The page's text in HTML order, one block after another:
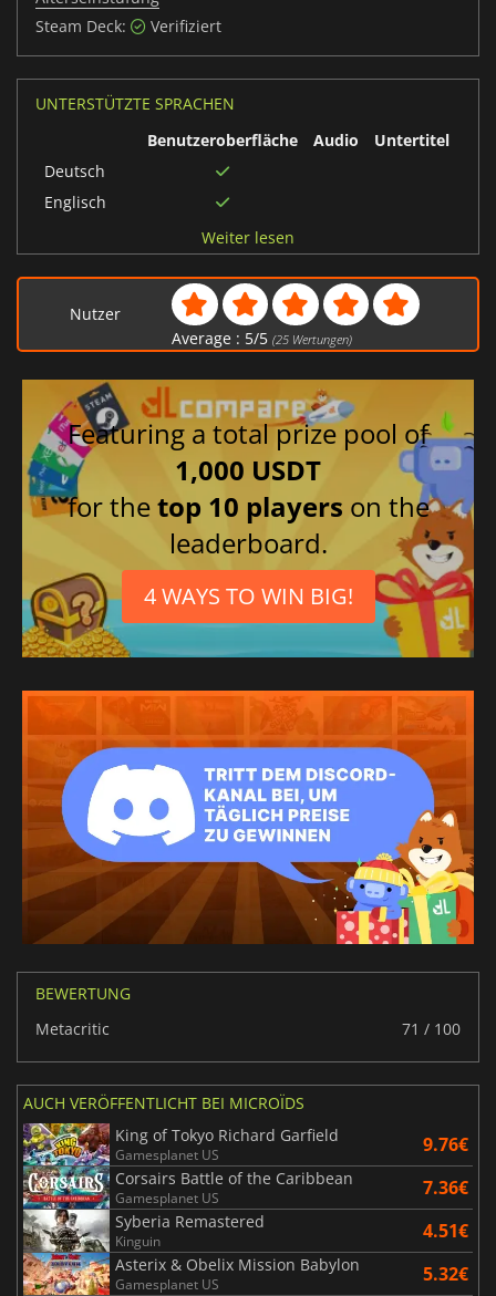
Steam Deck:
Verifiziert
UNTERSTÜTZTE SPRACHEN
Benutzeroberfläche
Audio
Untertitel
Deutsch
Englisch
Polnisch
Weiter lesen
Nutzer
Average : 5/5 (25Wertungen)
Featuring a total prize pool of
1,000 USDT
for thetop 10 players on the
leaderboard.
4 WAYS TO WIN BIG!
BEWERTUNG
Metacritic
71 / 100
AUCH VERÖFFENTLICHT BEI MICROÏDS
King of Tokyo Richard Garfield
Gamesplanet US 9.76€
Corsairs Battle of the Caribbean
Gamesplanet US 7.36€
Syberia Remastered
Kinguin 4.51€
Asterix & Obelix Mission Babylon
Gamesplanet US 5.32€